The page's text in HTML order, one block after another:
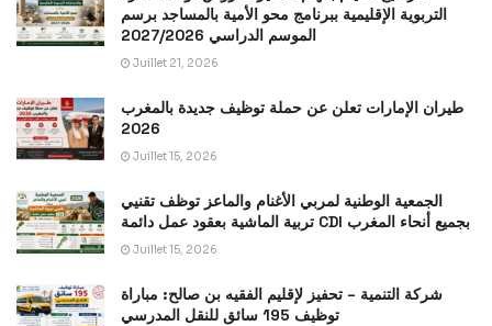
التربوية الإقليمية ببرنامج محو الأمية بالمساجد برسم
الموسم الدراسي 2027/2026
Juillet 21, 2026
طيران الإمارات تعلن عن حملة توظيف جديدة بالمغرب
2026
Juillet 15, 2026
الجمعية الوطنية لمربي الأغنام والماعز توظف تقنيي
تربية الماشية بعقود عمل دائمة CDI بجميع أنحاء المغرب
Juillet 15, 2026
شركة التنمية – تحفيز لإقليم الفقيه بن صالح: مباراة
توظيف 195 سائق للنقل المدرسي